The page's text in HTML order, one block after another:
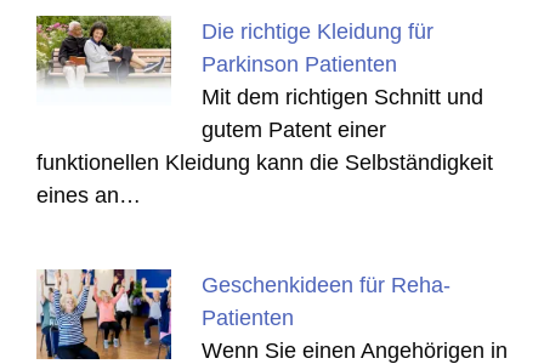
Die richtige Kleidung für
Parkinson Patienten
Mit dem richtigen Schnitt und
gutem Patent einer
funktionellen Kleidung kann die Selbständigkeit
eines an…
Geschenkideen für Reha-
Patienten
Wenn Sie einen Angehörigen in